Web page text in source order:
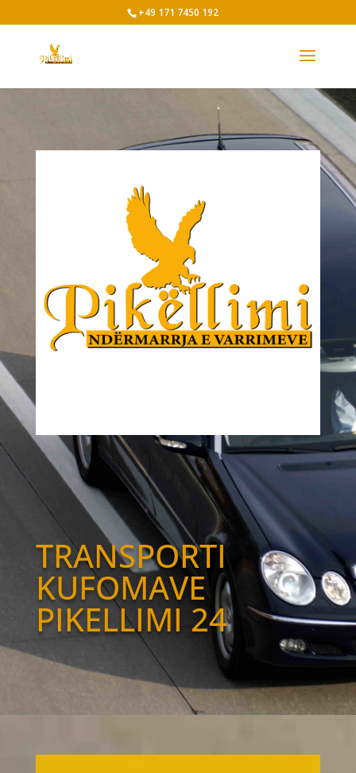
+49 171 7450 192
TRANSPORTI
KUFOMAVE
PIKELLIMI 24